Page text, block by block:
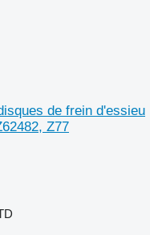
de frein d'essieu
Z77